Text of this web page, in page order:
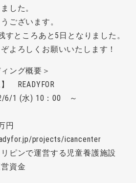
した。
ございます。
すところあと5日となりました。
よろしくお願いいたします！
ング概要＞
READYFOR
6/1 (水) 10：00 ～
円
projects/icancenter
ピンで運営する児童養護施設
資金